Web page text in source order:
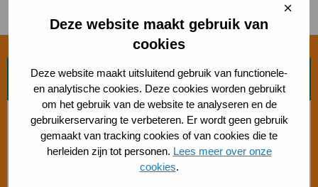
Deze website maakt gebruik van
cookies
Deze website maakt uitsluitend gebruik van functionele-
en analytische cookies. Deze cookies worden gebruikt
om het gebruik van de website te analyseren en de
gebruikerservaring te verbeteren. Er wordt geen gebruik
gemaakt van tracking cookies of van cookies die te
herleiden zijn tot personen. Lees meer over onze
cookies.
Sluit
Aanmelden is niet nodig; je kunt gewoon aansluiten.
Zoek beweegvorm
Bosch beweegaanbod
Sporten met beperking